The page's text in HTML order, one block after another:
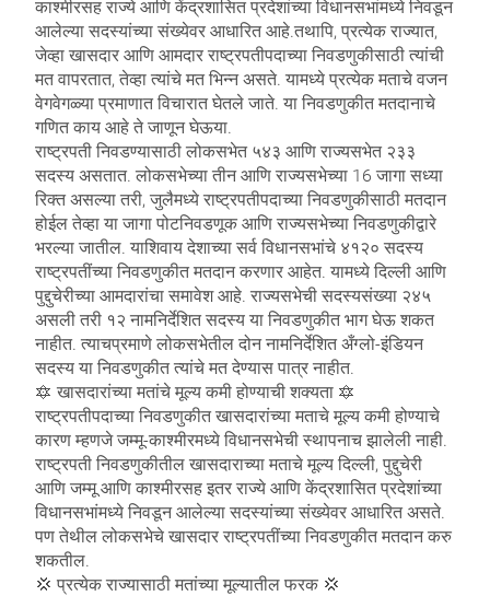
काश्मीरसह राज्ये आणि केंद्रशासित प्रदेशांच्या विधानसभांमध्ये निवडून
आलेल्या सदस्यांच्या संख्येवर आधारित आहे.तथापि, प्रत्येक राज्यात,
जेव्हा खासदार आणि आमदार राष्ट्रपतीपदाच्या निवडणुकीसाठी त्यांची
मत वापरतात, तेव्हा त्यांचे मत भिन्न असते. यामध्ये प्रत्येक मताचे वजन
वेगवेगळ्या प्रमाणात विचारात घेतले जाते. या निवडणुकीत मतदानाचे
गणित काय आहे ते जाणून घेऊया.
राष्ट्रपती निवडण्यासाठी लोकसभेत ५४३ आणि राज्यसभेत २३३
सदस्य असतात. लोकसभेच्या तीन आणि राज्यसभेच्या 16 जागा सध्या
रिक्त असल्या तरी, जुलैमध्ये राष्ट्रपतीपदाच्या निवडणुकीसाठी मतदान
होईल तेव्हा या जागा पोटनिवडणूक आणि राज्यसभेच्या निवडणुकीद्वारे
भरल्या जातील. याशिवाय देशाच्या सर्व विधानसभांचे ४१२० सदस्य
राष्ट्रपतींच्या निवडणुकीत मतदान करणार आहेत. यामध्ये दिल्ली आणि
पुद्दुचेरीच्या आमदारांचा समावेश आहे. राज्यसभेची सदस्यसंख्या २४५
असली तरी १२ नामनिर्देशित सदस्य या निवडणुकीत भाग घेऊ शकत
नाहीत. त्याचप्रमाणे लोकसभेतील दोन नामनिर्देशित अँग्लो-इंडियन
सदस्य या निवडणुकीत त्यांचे मत देण्यास पात्र नाहीत.
🔯 खासदारांच्या मतांचे मूल्य कमी होण्याची शक्यता 🔯
राष्ट्रपतीपदाच्या निवडणुकीत खासदारांच्या मताचे मूल्य कमी होण्याचे
कारण म्हणजे जम्मू-काश्मीरमध्ये विधानसभेची स्थापनाच झालेली नाही.
राष्ट्रपती निवडणुकीतील खासदाराच्या मताचे मूल्य दिल्ली, पुद्दुचेरी
आणि जम्मू आणि काश्मीरसह इतर राज्ये आणि केंद्रशासित प्रदेशांच्या
विधानसभांमध्ये निवडून आलेल्या सदस्यांच्या संख्येवर आधारित असते.
पण तेथील लोकसभेचे खासदार राष्ट्रपतींच्या निवडणुकीत मतदान करु
शकतील.
💢 प्रत्येक राज्यासाठी मतांच्या मूल्यातील फरक 💢